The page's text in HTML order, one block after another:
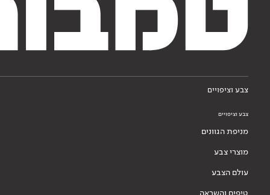
צבע וציפויים
צבע וציפויים
מניפת הגוונים
מוצרי צבע
עולם הצבע
טיפים והשראה